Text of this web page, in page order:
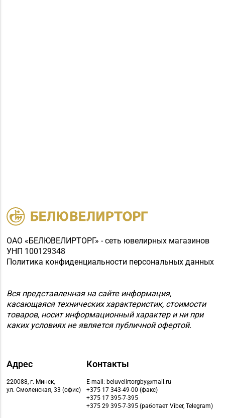
ОАО «БЕЛЮВЕЛИРТОРГ» - сеть ювелирных магазинов
УНП 100129348
Политика конфиденциальности персональных данных
Вся представленная на сайте информация,
касающаяся технических характеристик, стоимости
товаров, носит информационный характер и ни при
каких условиях не является публичной офертой.
Адрес
220088, г. Минск,
ул. Смоленская, 33 (офис)
Контакты
E-mail: beluvelirtorgby@mail.ru
+375 17 343-49-00 (факс)
+375 17 395-7-395
+375 29 395-7-395 (работает Viber, Telegram)